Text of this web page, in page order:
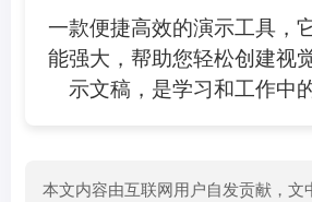
一款便捷高效的演示工具，
能强大，帮助您轻松创建视
示文稿，是学习和工作中
本文内容由互联网用户自发贡献，文